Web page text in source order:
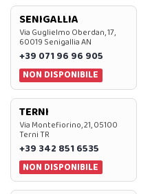
SENIGALLIA
Via Guglielmo Oberdan, 17,
60019 Senigallia AN
+39 071 96 96 905
NON DISPONIBILE
TERNI
Via Montefiorino, 21, 05100
Terni TR
+39 342 851 6535
NON DISPONIBILE